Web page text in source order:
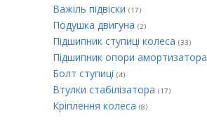
Важіль підвіски (17)
Подушка двигуна (2)
Підшипник ступиці колеса (33)
Підшипник опори амортизатора
Болт ступиці (4)
Втулки стабілізатора (17)
Кріплення колеса (8)